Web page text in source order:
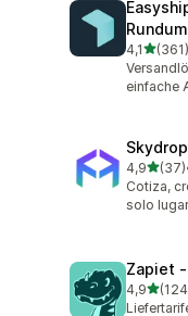
4,1von 5
(361)
361
einfache
4,9von 5
(37)
37
Cotiza,
solo
Zapiet
4,9von 5
124